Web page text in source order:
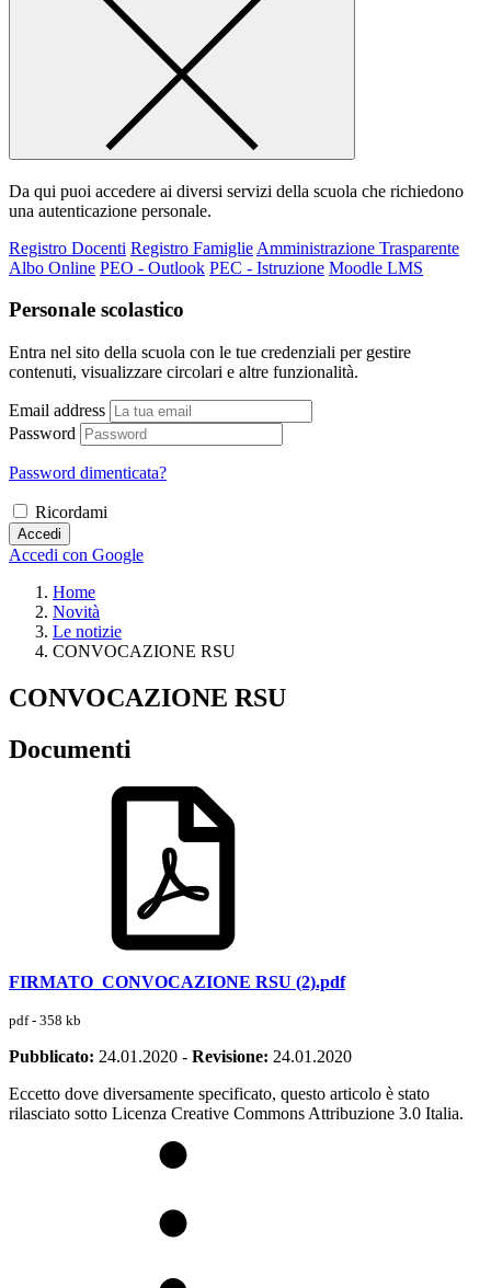
Da qui puoi accedere ai diversi servizi della scuola che richiedono
una autenticazione personale.
Registro Docenti Registro Famiglie Amministrazione Trasparente
Albo Online PEO - Outlook PEC - Istruzione Moodle LMS
Personale scolastico
Entra nel sito della scuola con le tue credenziali per gestire
contenuti, visualizzare circolari e altre funzionalità.
Email address
Password
Password dimenticata?
Ricordami
Accedi
Accedi con Google
Home
Novità
Le notizie
CONVOCAZIONE RSU
CONVOCAZIONE RSU
Documenti
FIRMATO_CONVOCAZIONE RSU (2).pdf
pdf - 358 kb
Pubblicato: 24.01.2020 - Revisione: 24.01.2020
Eccetto dove diversamente specificato, questo articolo è stato
rilasciato sotto Licenza Creative Commons Attribuzione 3.0 Italia.